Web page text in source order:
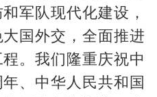
军队现代化建设，
国外交，全面推进
。我们隆重庆祝中
、中华人民共和国